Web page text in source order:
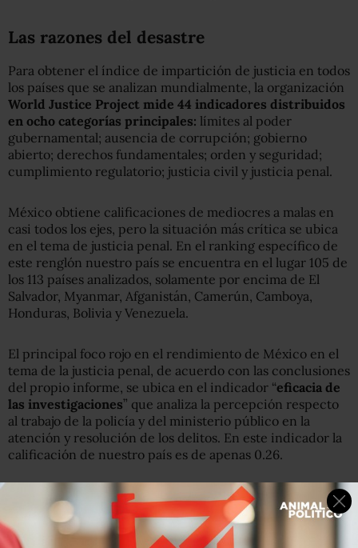
Las razones del desastre
Para obtener el índice de impartición de justicia en todos
los países que se analizan mundialmente, la organización
World Justice Project mide 44 indicadores distribuidos
en ocho categorías principales: límites al poder
gubernamental; ausencia de corrupción; gobierno
abierto; derechos fundamentales; orden y seguridad;
cumplimiento regulatorio; justicia civil y justicia penal.
México obtiene calificaciones de mediocres a malas en
casi todos los ejes, pero la situación más crítica se ubica
en el tema de justicia penal. En el ranking específico de
este renglón nuestro país se encuentra en el lugar 105 de
los 113 países analizados, solamente por encima de El
Salvador, Myanmar, Afganistán, Camerún, Camboya,
Honduras, Bolivia y Venezuela.
El principal foco rojo en el rendimiento de México en el
tema de la justicia penal, de acuerdo con las conclusiones
del propio informe, se ubica en el indicador “eficacia de
las investigaciones” que analiza la percepción respecto
al trabajo de la policía y del ministerio público en la
atención y resolución de los delitos. En este indicador la
calificación de nuestro país es de apenas 0.26.
El único indicador en el que nuestro país presenta un
resultado más bajo es en el de “efectividad del sistema
penitenciario” donde se analiza si, desde la percepción